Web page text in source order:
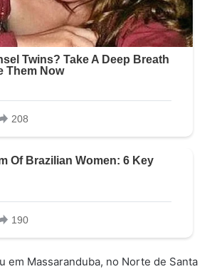
em Massaranduba, no Norte de Santa